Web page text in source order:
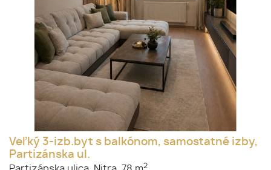
Veľký 3-izb.byt s balkónom, samostatné izby,
Partizánska ul.
2